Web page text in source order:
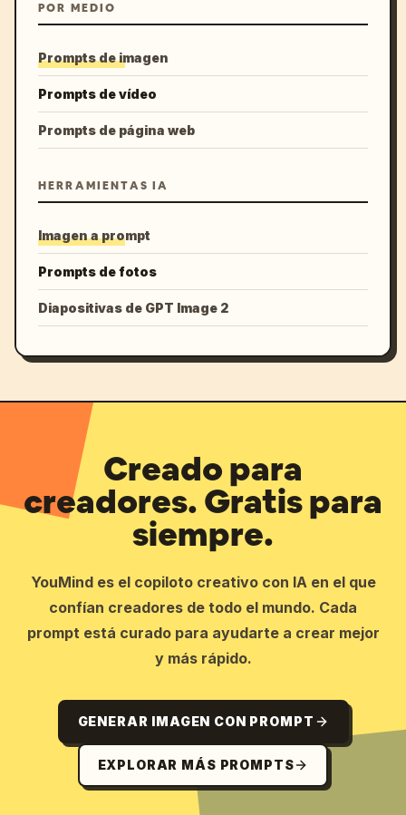
POR MEDIO
Prompts de imagen
Prompts de vídeo
Prompts de página web
HERRAMIENTAS IA
Imagen a prompt
Prompts de fotos
Diapositivas de GPT Image 2
Creado para
creadores. Gratis para
siempre.
YouMind es el copiloto creativo con IA en el que
confían creadores de todo el mundo. Cada
prompt está curado para ayudarte a crear mejor
y más rápido.
GENERAR IMAGEN CON PROMPT
EXPLORAR MÁS PROMPTS